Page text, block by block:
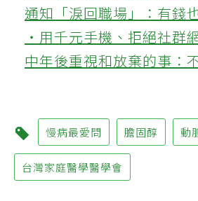
通知「淚回職場」：有錢
‧用千元手機、拒絕社群
中年後重視和放棄的事：
慢病最愛問 膽固醇 動
台灣家庭醫學醫學會